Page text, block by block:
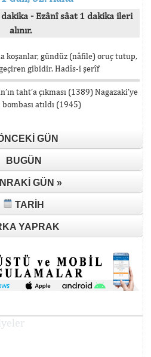
dakika - Ezânî sâat 1 dakika ileri
alınır.
koşanlar, gündüz (nâfile) oruç tutup,
gibidir. Hadîs-i şerîf
taht’a çıkması (1389) Nagazaki’ye
atıldı (1945)
GÜN
BUGÜN
GÜN »
TARIH
YAPRAK